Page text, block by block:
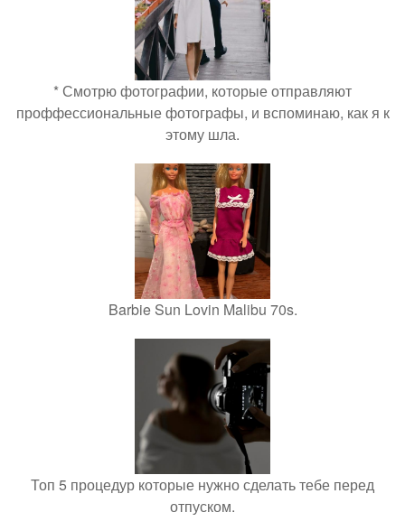
* Смотрю фотографии, которые отправляют
проффессиональные фотографы, и вспоминаю, как я к
этому шла.
Barbie Sun Lovin Malibu 70s.
Топ 5 процедур которые нужно сделать тебе перед
отпуском.